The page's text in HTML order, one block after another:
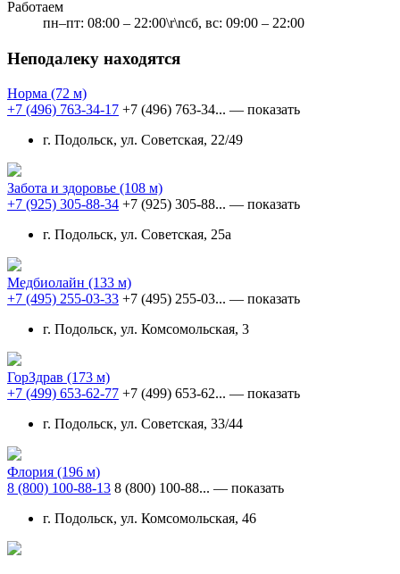
Работаем
пн–пт: 08:00 – 22:00\r\nсб, вс: 09:00 – 22:00
Неподалеку находятся
Норма (72 м)
+7 (496) 763-34-17 +7 (496) 763-34... — показать
г. Подольск, ул. Советская, 22/49
Забота и здоровье (108 м)
+7 (925) 305-88-34 +7 (925) 305-88... — показать
г. Подольск, ул. Советская, 25а
Медбиолайн (133 м)
+7 (495) 255-03-33 +7 (495) 255-03... — показать
г. Подольск, ул. Комсомольская, 3
ГорЗдрав (173 м)
+7 (499) 653-62-77 +7 (499) 653-62... — показать
г. Подольск, ул. Советская, 33/44
Флория (196 м)
8 (800) 100-88-13 8 (800) 100-88... — показать
г. Подольск, ул. Комсомольская, 46